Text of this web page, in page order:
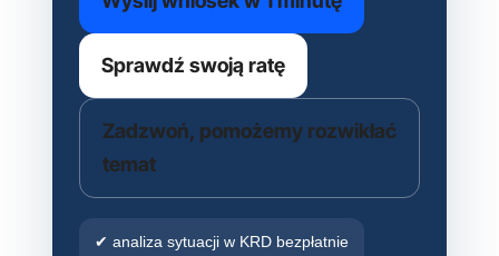
Sprawdź swoją ratę
Zadzwoń, pomożemy rozwikłać
temat
✔ analiza sytuacji w KRD bezpłatnie